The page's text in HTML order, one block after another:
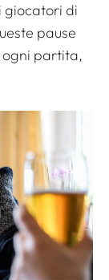
giocatori di
pause
ogni partita,